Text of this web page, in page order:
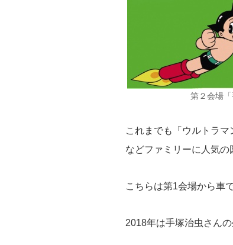
第２会場
これまでも「ウルトラマ
などファミリーに人気の
こちらは第1会場から車
2018年は手塚治虫さん